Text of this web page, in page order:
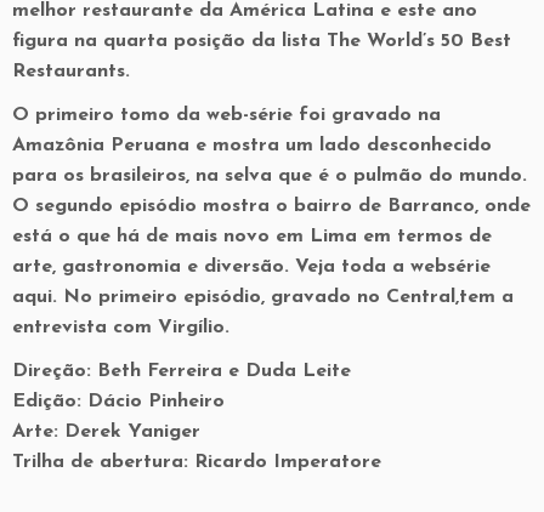
melhor restaurante da América Latina e este ano
figura na quarta posição da lista The World’s 50 Best
Restaurants.
O primeiro tomo da web-série foi gravado na
Amazônia Peruana e mostra um lado desconhecido
para os brasileiros, na selva que é o pulmão do mundo.
O segundo episódio mostra o bairro de Barranco, onde
está o que há de mais novo em Lima em termos de
arte, gastronomia e diversão. Veja toda a websérie
aqui. No primeiro episódio, gravado no Central,tem a
entrevista com Virgílio.
Direção: Beth Ferreira e Duda Leite
Edição: Dácio Pinheiro
Arte: Derek Yaniger
Trilha de abertura: Ricardo Imperatore